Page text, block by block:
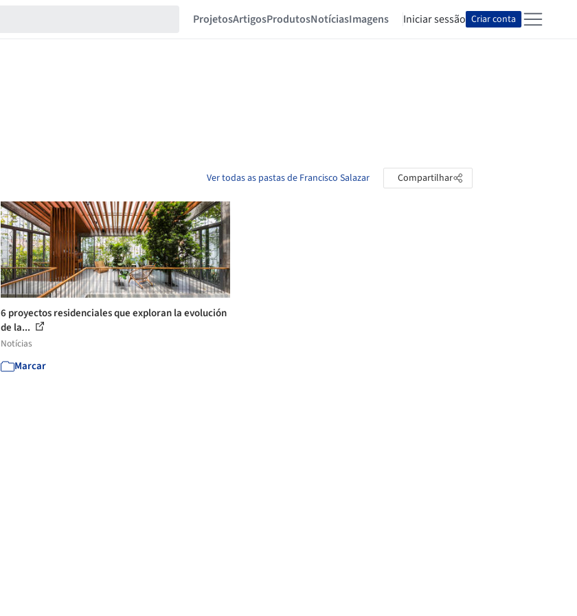
ProjetosArtigosProdutosNotíciasImagens Iniciar sessão Criar conta
Ver todas as pastas de Francisco Salazar Compartilhar
6 proyectos residenciales que exploran la evolución
de la...
Notícias
Marcar